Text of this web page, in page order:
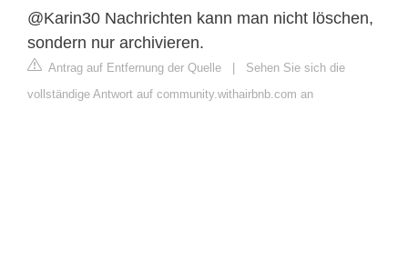
@Karin30 Nachrichten kann man nicht löschen,
sondern nur archivieren.
Antrag auf Entfernung der Quelle
Sehen Sie sich die
vollständige Antwort auf community.withairbnb.com an